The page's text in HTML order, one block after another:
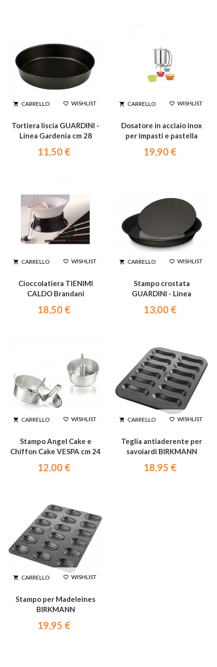
 CARRELLO  WISHLIST
Tortiera liscia GUARDINI -
Linea Gardenia cm 28
11,50 €
 CARRELLO  WISHLIST
Dosatore in acciaio inox
per impasti e pastella
19,90 €
 CARRELLO  WISHLIST
Cioccolatiera TIENIMI
CALDO Brandani
18,50 €
 CARRELLO  WISHLIST
Stampo crostata
GUARDINI - Linea
smontabile
13,00 €
 CARRELLO  WISHLIST
Stampo Angel Cake e
Chiffon Cake VESPA cm 24
12,00 €
 CARRELLO  WISHLIST
Teglia antiaderente per
savoiardi BIRKMANN
18,95 €
 CARRELLO  WISHLIST
Stampo per Madeleines
BIRKMANN
19,95 €